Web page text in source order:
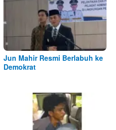
Jun Mahir Resmi Berlabuh ke
Demokrat